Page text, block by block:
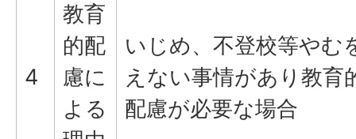
4
教育
的配
慮に
よる
いじめ、不登校等やむ
えない事情があり教育
配慮が必要な場合